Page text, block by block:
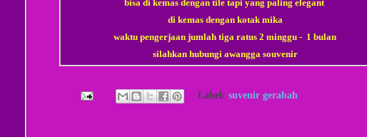
bisa di kemas dengan tile tapi yang paling elegant
di kemas dengan kotak mika
waktu pengerjaan jumlah tiga ratus 2 minggu - 1 bulan
silahkan hubungi awangga souvenir
Label: suvenir gerabah